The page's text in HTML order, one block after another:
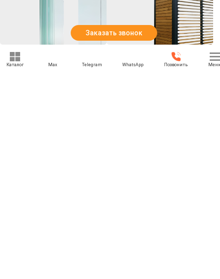
Смотреть все товары
Заказать звонок
Каталог Max Telegram WhatsApp Позвонить